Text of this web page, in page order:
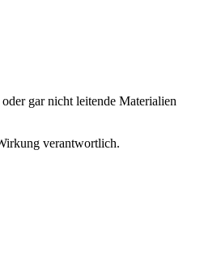
gar nicht leitende Materialien
verantwortlich.